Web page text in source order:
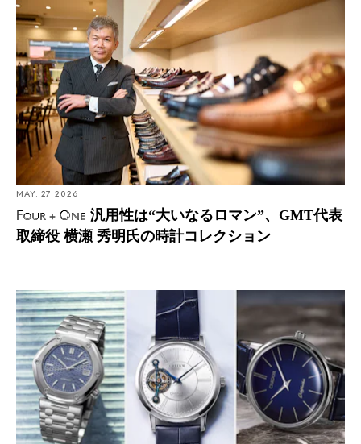
Four + One: 汎用性は“大いなるロマン”、GMT代表取締役
横瀬 秀明氏の時計コレクション
MAY. 27 2026
Four + One 汎用性は“大いなるロマン”、GMT代表
取締役 横瀬 秀明氏の時計コレクション
Introducing: クレドールが新作で拓く、匠の創造性。
Watches & Wonders 2026で目撃した美の普遍性への挑戦